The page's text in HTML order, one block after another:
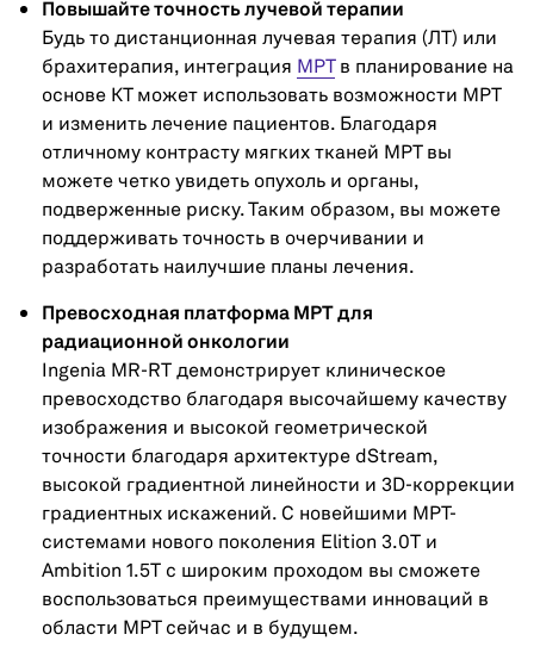
Повышайте точность лучевой терапии
Будь то дистанционная лучевая терапия (ЛТ) или
брахитерапия, интеграция МРТ в планирование на
основе КТ может использовать возможности МРТ
и изменить лечение пациентов. Благодаря
отличному контрасту мягких тканей МРТ вы
можете четко увидеть опухоль и органы,
подверженные риску. Таким образом, вы можете
поддерживать точность в очерчивании и
разработать наилучшие планы лечения.
Превосходная платформа МРТ для
радиационной онкологии
Ingenia MR-RT демонстрирует клиническое
превосходство благодаря высочайшему качеству
изображения и высокой геометрической
точности благодаря архитектуре dStream,
высокой градиентной линейности и 3D-коррекции
градиентных искажений. С новейшими МРТ-
системами нового поколения Elition 3.0T и
Ambition 1.5T с широким проходом вы сможете
воспользоваться преимуществами инноваций в
области МРТ сейчас и в будущем.